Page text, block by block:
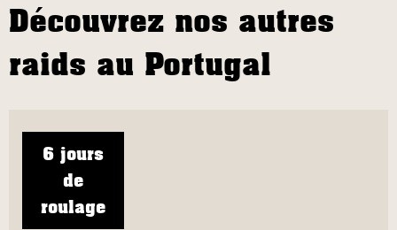
Découvrez nos autres
raids au Portugal
6 jours
de
roulage